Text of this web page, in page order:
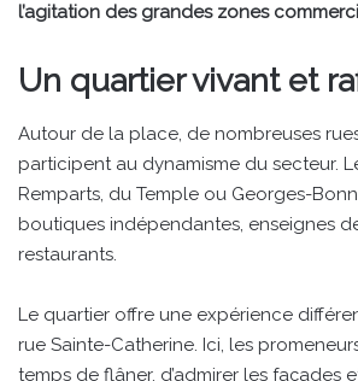
l’agitation des grandes zones
Un quartier vivant et
Autour de la place, de nombreuses
participent au dynamisme du secteur.
Remparts, du Temple ou Georges-
boutiques indépendantes, enseignes
restaurants.
Le quartier offre une expérience
rue Sainte-Catherine. Ici, les
temps de flâner, d’admirer les façades